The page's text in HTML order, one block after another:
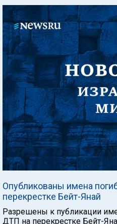
Опубликованы имена
перекрестке Бейт-Янай
Разрешены к публикации
ДТП на перекрестке Бейт-